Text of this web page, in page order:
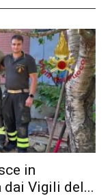
in
dai Vigili del...